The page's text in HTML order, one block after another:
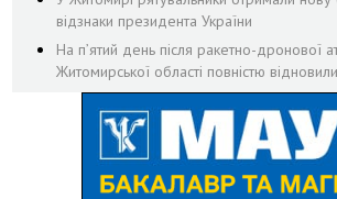
відзнаки президента України
На пʼятий день після ракетно-дронової
Житомирської області повністю